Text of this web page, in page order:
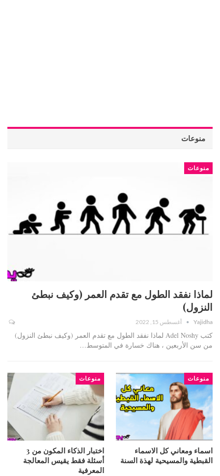
منوعات
منوعات
لماذا نفقد الطول مع تقدم العمر (وكيف نبطئ
النزول)
Yajidha أغسطس 15, 2022
كتب Adel Noshy لماذا نفقد الطول مع تقدم العمر (وكيف نبطئ النزول)
من سن الأربعين ، هناك خسارة في المتوسط…
منوعات
اسماء ومعاني كل الاسماء
القبطية والمسيحية لهذة السنة
منوعات
اختبار الذكاء المكون من 3
أسئلة فقط يقيس المعالجة
المعرفية